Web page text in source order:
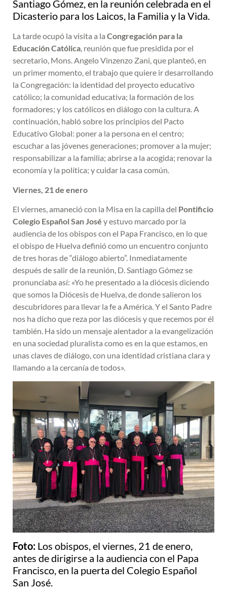
Santiago Gómez, en la reunión celebrada en el
Dicasterio para los Laicos, la Familia y la Vida.
La tarde ocupó la visita a la Congregación para la
Educación Católica, reunión que fue presidida por el
secretario, Mons. Angelo Vinzenzo Zani, que planteó, en
un primer momento, el trabajo que quiere ir desarrollando
la Congregación: la identidad del proyecto educativo
católico; la comunidad educativa; la formación de los
formadores; y los católicos en diálogo con la cultura. A
continuación, habló sobre los principios del Pacto
Educativo Global: poner a la persona en el centro;
escuchar a las jóvenes generaciones; promover a la mujer;
responsabilizar a la familia; abrirse a la acogida; renovar la
economía y la política; y cuidar la casa común.
Viernes, 21 de enero
El viernes, amaneció con la Misa en la capilla del Pontificio
Colegio Español San José y estuvo marcado por la
audiencia de los obispos con el Papa Francisco, en lo que
el obispo de Huelva definió como un encuentro conjunto
de tres horas de “diálogo abierto”. Inmediatamente
después de salir de la reunión, D. Santiago Gómez se
pronunciaba así: «Yo he presentado a la diócesis diciendo
que somos la Diócesis de Huelva, de donde salieron los
descubridores para llevar la fe a América. Y el Santo Padre
nos ha dicho que reza por las diócesis y que recemos por él
también. Ha sido un mensaje alentador a la evangelización
en una sociedad pluralista como es en la que estamos, en
unas claves de diálogo, con una identidad cristiana clara y
llamando a la cercanía de todos».
Foto: Los obispos, el viernes, 21 de enero,
antes de dirigirse a la audiencia con el Papa
Francisco, en la puerta del Colegio Español
San José.